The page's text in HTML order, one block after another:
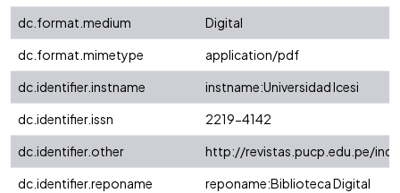
dc.format.medium
Digital
dc.format.mimetype
application/pdf
dc.identifier.instname
instname:Universidad Icesi
dc.identifier.issn
2219-4142
dc.identifier.other
http://revistas.pucp.edu.pe/
dc.identifier.reponame
reponame:Biblioteca Digital